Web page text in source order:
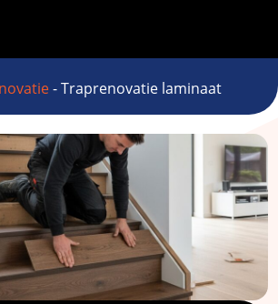
-Traprenovatie laminaat